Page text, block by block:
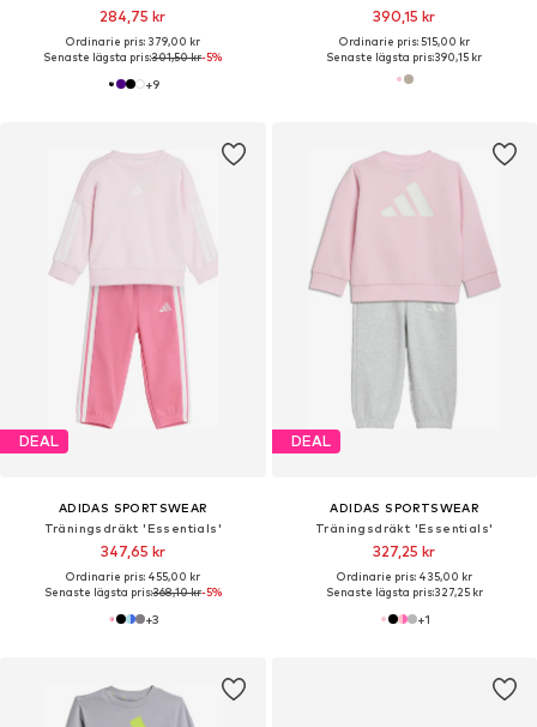
284,75 kr
Ordinarie pris: 379,00 kr
Senaste lägsta pris:301,50 kr-5%
+9
390,15 kr
Ordinarie pris: 515,00 kr
Senaste lägsta pris:390,15 kr
DEAL
ADIDAS SPORTSWEAR
Träningsdräkt 'Essentials'
347,65 kr
Ordinarie pris: 455,00 kr
Senaste lägsta pris:368,10 kr-5%
+3
DEAL
ADIDAS SPORTSWEAR
Träningsdräkt 'Essentials'
327,25 kr
Ordinarie pris: 435,00 kr
Senaste lägsta pris:327,25 kr
+1